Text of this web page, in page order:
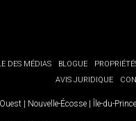
DES MÉDIAS BLOGUE
AVIS JURIDIQUE
| Nouvelle-Écosse | Île-du-